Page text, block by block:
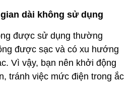
dài không sử dụng
được sử dụng thường
được sạc và có xu hướng
Vì vậy, bạn nên khởi động
tránh việc mức điện trong ắc